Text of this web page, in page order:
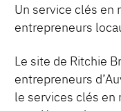
Un service clés en
entrepreneurs
Le site de Ritchie
entrepreneurs
le services clés en